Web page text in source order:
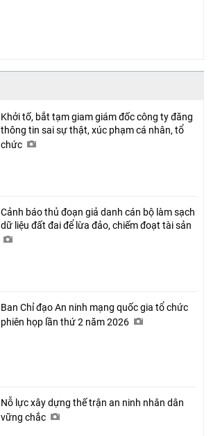
Khởi tố, bắt tạm giam giám đốc công ty đăng
thông tin sai sự thật, xúc phạm cá nhân, tổ
chức
Cảnh báo thủ đoạn giả danh cán bộ làm sạch
dữ liệu đất đai để lừa đảo, chiếm đoạt tài sản
Ban Chỉ đạo An ninh mạng quốc gia tổ chức
phiên họp lần thứ 2 năm 2026
Nỗ lực xây dựng thế trận an ninh nhân dân
vững chắc